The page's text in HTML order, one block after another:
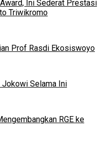
Ini Sederat Prestasi
Triwikromo
Prof Rasdi Ekosiswoyo
Selama Ini
RGE ke